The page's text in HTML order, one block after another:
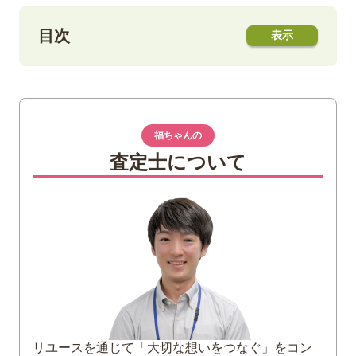
目次
ポントス王国ミトリダテス6世スターテル金
貨の特徴
貨の買取価格アップのコツ
古銭買取は購入時の付属品と一緒に査定
に出すほうが買取価格が高め
スラブケースに入れたままにしておこう
古銭買取の高値は保存状態がポイント
古代の価値ある金貨は買取実績の多い専
門業者の利用がおすすめ
福ちゃんの
査定士について
リユースを通じて「大切な想いをつなぐ」をコン